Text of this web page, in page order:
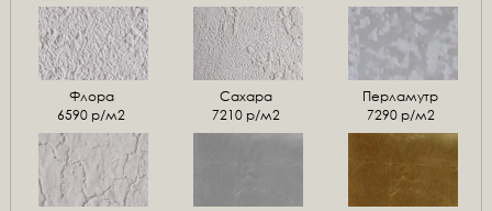
Флора
6590 р/м2
Сахара
7210 р/м2
Перламутр
7290 р/м2